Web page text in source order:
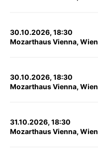
30.10.2026, 18:30
Mozarthaus Vienna, Wien
30.10.2026, 18:30
Mozarthaus Vienna, Wien
31.10.2026, 18:30
Mozarthaus Vienna, Wien